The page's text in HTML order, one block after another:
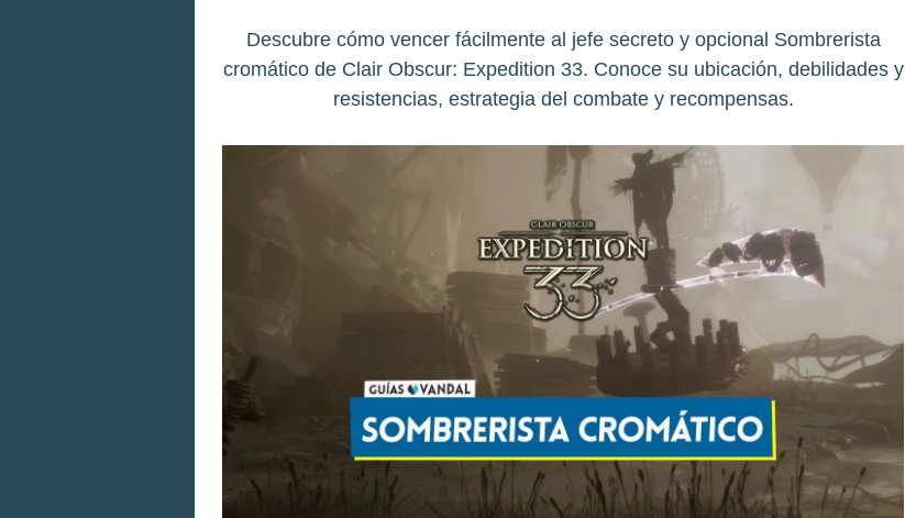
Descubre cómo vencer fácilmente al jefe secreto y opcional Sombrerista
cromático de Clair Obscur: Expedition 33. Conoce su ubicación, debilidades y
resistencias, estrategia del combate y recompensas.